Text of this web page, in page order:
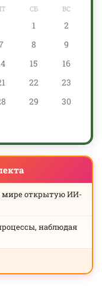
СБ ВС
1
2
8
9
15
16
22
23
29
30
мире открытую ИИ-
наблюдая